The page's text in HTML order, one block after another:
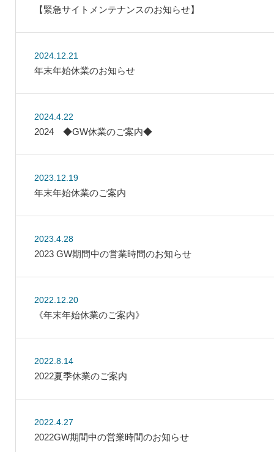
【緊急サイトメンテナンスのお知らせ】
2024.12.21
年末年始休業のお知らせ
2024.4.22
2024 ◆GW休業のご案内◆
2023.12.19
年末年始休業のご案内
2023.4.28
2023 GW期間中の営業時間のお知らせ
2022.12.20
《年末年始休業のご案内》
2022.8.14
2022夏季休業のご案内
2022.4.27
2022GW期間中の営業時間のお知らせ